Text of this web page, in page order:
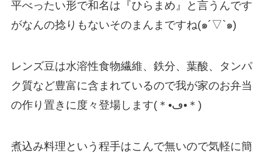
平べったい形で和名は『ひらまめ』と言うんです
がなんの捻りもないそのまんまですね(๑´▽`๑)
レンズ豆は水溶性食物繊維、鉄分、葉酸、タンパ
ク質など豊富に含まれているので我が家のお弁当
の作り置きに度々登場します(＊•ڡ•＊)
煮込み料理という程手はこんで無いので気軽に簡